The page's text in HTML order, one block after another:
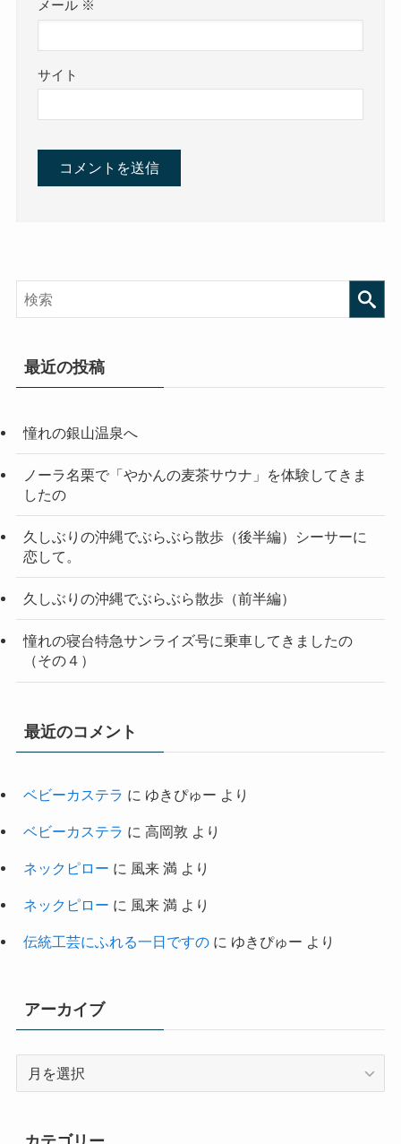
メール ※
サイト
最近の投稿
憧れの銀山温泉へ
ノーラ名栗で「やかんの麦茶サウナ」を体験してきま
したの
久しぶりの沖縄でぶらぶら散歩（後半編）シーサーに
恋して。
久しぶりの沖縄でぶらぶら散歩（前半編）
憧れの寝台特急サンライズ号に乗車してきましたの
（その４）
最近のコメント
ベビーカステラ に ゆきぴゅー より
ベビーカステラ に 高岡敦 より
ネックピロー に 風来 満 より
ネックピロー に 風来 満 より
伝統工芸にふれる一日ですのに ゆきぴゅー より
アーカイブ